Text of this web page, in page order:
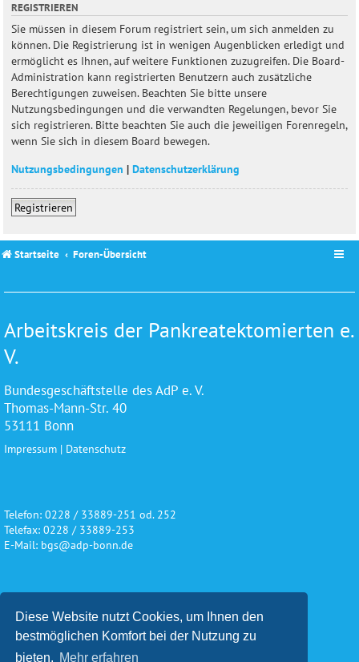
Diese Website nutzt Cookies, um Ihnen den
bestmöglichen Komfort bei der Nutzung zu
bieten. Mehr erfahren
REGISTRIEREN
Sie müssen in diesem Forum registriert sein, um sich anmelden zu
können. Die Registrierung ist in wenigen Augenblicken erledigt und
ermöglicht es Ihnen, auf weitere Funktionen zuzugreifen. Die Board-
Administration kann registrierten Benutzern auch zusätzliche
Berechtigungen zuweisen. Beachten Sie bitte unsere
Nutzungsbedingungen und die verwandten Regelungen, bevor Sie
sich registrieren. Bitte beachten Sie auch die jeweiligen Forenregeln,
wenn Sie sich in diesem Board bewegen.
Nutzungsbedingungen | Datenschutzerklärung
Registrieren
Startseite Foren-Übersicht
Arbeitskreis der Pankreatektomierten e.
V.
Bundesgeschäftstelle des AdP e. V.
Thomas-Mann-Str. 40
53111 Bonn
Impressum | Datenschutz
Telefon: 0228 / 33889-251 od. 252
Telefax: 0228 / 33889-253
E-Mail: bgs@adp-bonn.de
Wir danken für die freundliche
Unterstützung und Förderung